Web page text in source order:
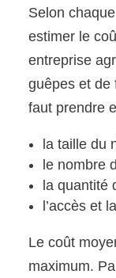
Selon
estimer le
entreprise
guêpes et de
faut prendre
la taille du
le nombre
la quantité
l’accès et
Le coût
maximum.